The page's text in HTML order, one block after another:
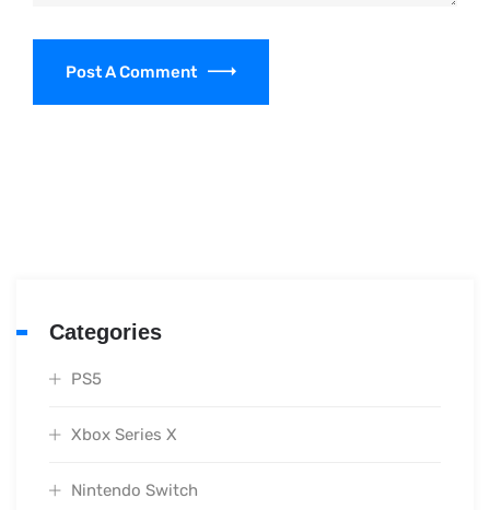
Post A Comment
Categories
PS5
Xbox Series X
Nintendo Switch